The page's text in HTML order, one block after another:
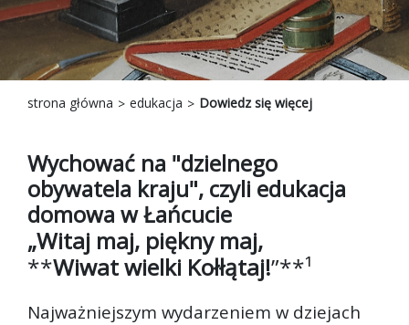
strona główna edukacja Dowiedz się więcej
Wychować na "dzielnego
obywatela kraju", czyli edukacja
domowa w Łańcucie
„Witaj maj, piękny maj,
**Wiwat wielki Kołłątaj!”**¹
Najważniejszym wydarzeniem w dziejach